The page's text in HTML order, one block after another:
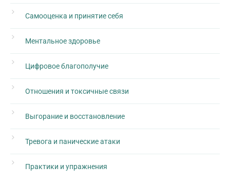
Самооценка и принятие себя
Ментальное здоровье
Цифровое благополучие
Отношения и токсичные связи
Выгорание и восстановление
Тревога и панические атаки
Практики и упражнения